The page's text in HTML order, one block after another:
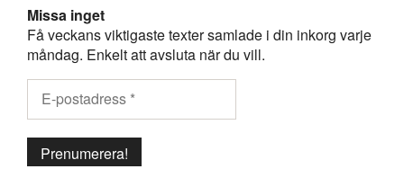
Missa inget
Få veckans viktigaste texter samlade i din inkorg varje
måndag. Enkelt att avsluta när du vill.